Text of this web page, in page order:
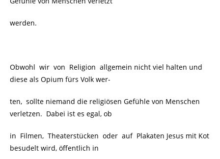
werden.
Obwohl wir von Religion allgemein nicht viel halten und
diese als Opium fürs Volk wer-
ten, sollte niemand die religiösen Gefühle von Menschen
verletzen. Dabei ist es egal, ob
in Filmen, Theaterstücken oder auf Plakaten Jesus mit Kot
besudelt wird, öffentlich in